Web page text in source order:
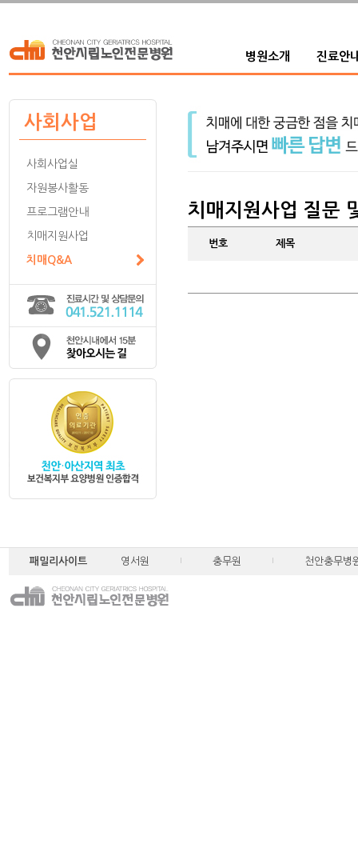
병원소개 진료안
사회사업
사회사업실
자원봉사활동
프로그램안내
치매지원사업
치매Q&A
치매지원사업 질문
번호 제목
패밀리사이트 영서원 충무원 천안충무병